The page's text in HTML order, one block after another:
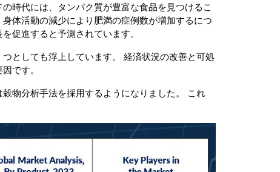
時代には、タンパク質が豊富な食品を見つけるこ
体活動の減少により肥満の症例数が増加するにつ
促進すると予測されています。
としても浮上しています。 経済状況の改善と可処
です。
物分析手法を採用するようになりました。 これ